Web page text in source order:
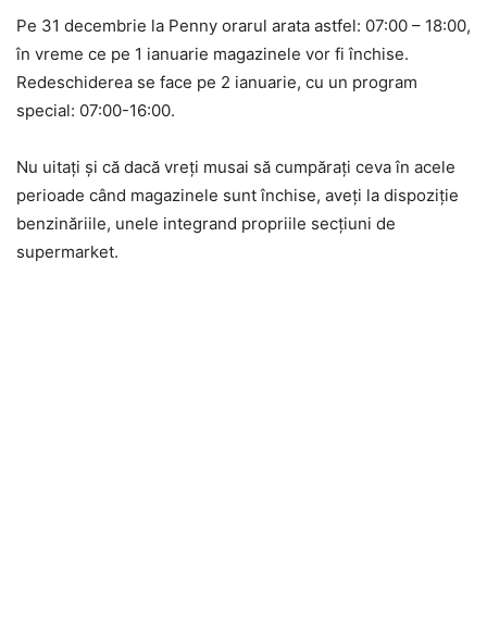
Pe 31 decembrie la Penny orarul arata astfel: 07:00 – 18:00,
în vreme ce pe 1 ianuarie magazinele vor fi închise.
Redeschiderea se face pe 2 ianuarie, cu un program
special: 07:00-16:00.
Nu uitaţi şi că dacă vreţi musai să cumpăraţi ceva în acele
perioade când magazinele sunt închise, aveţi la dispoziţie
benzinăriile, unele integrand propriile secţiuni de
supermarket.